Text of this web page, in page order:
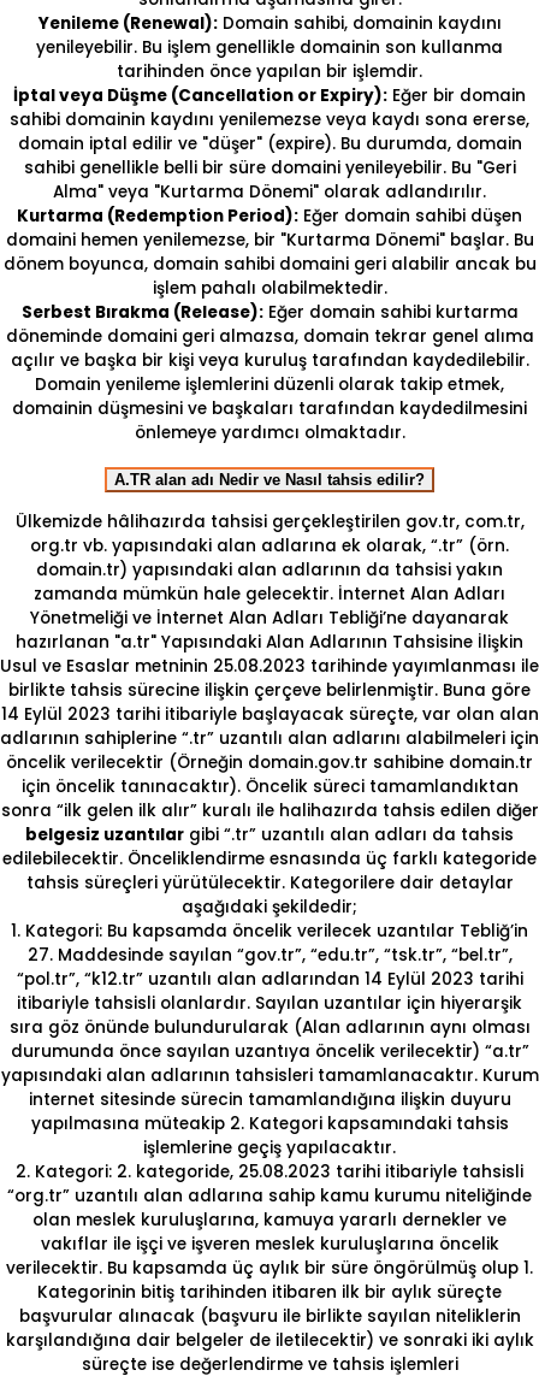
Yenileme (Renewal):Domain sahibi, domainin kaydını
yenileyebilir. Bu işlem genellikle domainin son kullanma
tarihinden önce yapılan bir işlemdir.
İptal veya Düşme (Cancellation or Expiry): Eğer bir domain
sahibi domainin kaydını yenilemezse veya kaydı sona ererse,
domain iptal edilir ve "düşer" (expire). Bu durumda, domain
sahibi genellikle belli bir süre domaini yenileyebilir. Bu "Geri
Alma" veya "Kurtarma Dönemi" olarak adlandırılır.
Kurtarma (Redemption Period): Eğer domain sahibi düşen
domaini hemen yenilemezse, bir "Kurtarma Dönemi" başlar. Bu
dönem boyunca, domain sahibi domaini geri alabilir ancak bu
işlem pahalı olabilmektedir.
Serbest Bırakma (Release):Eğer domain sahibi kurtarma
döneminde domaini geri almazsa, domain tekrar genel alıma
açılır ve başka bir kişi veya kuruluş tarafından kaydedilebilir.
Domain yenileme işlemlerini düzenli olarak takip etmek,
domainin düşmesini ve başkaları tarafından kaydedilmesini
önlemeye yardımcı olmaktadır.
A.TR alan adı Nedir ve Nasıl tahsis edilir?
Ülkemizde hâlihazırda tahsisi gerçekleştirilen gov.tr, com.tr,
org.tr vb. yapısındaki alan adlarına ek olarak, “.tr” (örn.
domain.tr) yapısındaki alan adlarının da tahsisi yakın
zamanda mümkün hale gelecektir. İnternet Alan Adları
Yönetmeliği ve İnternet Alan Adları Tebliği’ne dayanarak
hazırlanan "a.tr" Yapısındaki Alan Adlarının Tahsisine İlişkin
Usul ve Esaslar metninin 25.08.2023 tarihinde yayımlanması ile
birlikte tahsis sürecine ilişkin çerçeve belirlenmiştir. Buna göre
14 Eylül 2023 tarihi itibariyle başlayacak süreçte, var olan alan
adlarının sahiplerine “.tr” uzantılı alan adlarını alabilmeleri için
öncelik verilecektir (Örneğin domain.gov.tr sahibine domain.tr
için öncelik tanınacaktır). Öncelik süreci tamamlandıktan
sonra “ilk gelen ilk alır” kuralı ile halihazırda tahsis edilen diğer
belgesiz uzantılar gibi “.tr” uzantılı alan adları da tahsis
edilebilecektir. Önceliklendirme esnasında üç farklı kategoride
tahsis süreçleri yürütülecektir. Kategorilere dair detaylar
aşağıdaki şekildedir;
1. Kategori: Bu kapsamda öncelik verilecek uzantılar Tebliğ’in
27. Maddesinde sayılan “gov.tr”, “edu.tr”, “tsk.tr”, “bel.tr”,
“pol.tr”, “k12.tr” uzantılı alan adlarından 14 Eylül 2023 tarihi
itibariyle tahsisli olanlardır. Sayılan uzantılar için hiyerarşik
sıra göz önünde bulundurularak (Alan adlarının aynı olması
durumunda önce sayılan uzantıya öncelik verilecektir) “a.tr”
yapısındaki alan adlarının tahsisleri tamamlanacaktır. Kurum
internet sitesinde sürecin tamamlandığına ilişkin duyuru
yapılmasına müteakip 2. Kategori kapsamındaki tahsis
işlemlerine geçiş yapılacaktır.
2. Kategori: 2. kategoride, 25.08.2023 tarihi itibariyle tahsisli
“org.tr” uzantılı alan adlarına sahip kamu kurumu niteliğinde
olan meslek kuruluşlarına, kamuya yararlı dernekler ve
vakıflar ile işçi ve işveren meslek kuruluşlarına öncelik
verilecektir. Bu kapsamda üç aylık bir süre öngörülmüş olup 1.
Kategorinin bitiş tarihinden itibaren ilk bir aylık süreçte
başvurular alınacak (başvuru ile birlikte sayılan niteliklerin
karşılandığına dair belgeler de iletilecektir) ve sonraki iki aylık
süreçte ise değerlendirme ve tahsis işlemleri